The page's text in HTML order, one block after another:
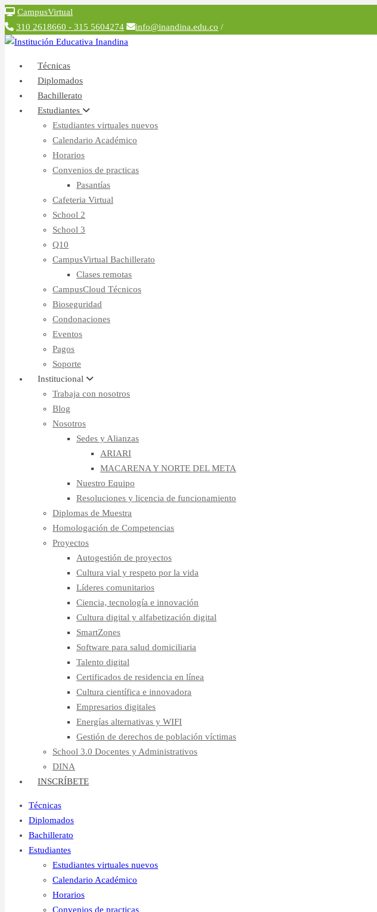
InicioCampusVirtual
310 2618660 - 315 5604274
info@inandina.edu.co /
Técnicas
Diplomados
Bachillerato
Estudiantes
Estudiantes virtuales nuevos
Calendario Académico
Horarios
Convenios de practicas
Pasantías
Cafeteria Virtual
School 2
School 3
Q10
CampusVirtual Bachillerato
Clases remotas
CampusCloud Técnicos
Bioseguridad
Condonaciones
Eventos
Pagos
Soporte
Institucional
Trabaja con nosotros
Blog
Nosotros
Sedes y Alianzas
ARIARI
MACARENA Y NORTE DEL META
Nuestro Equipo
Resoluciones y licencia de funcionamiento
Diplomas de Muestra
Homologación de Competencias
Proyectos
Autogestión de proyectos
Cultura vial y respeto por la vida
Líderes comunitarios
Ciencia, tecnología e innovación
Cultura digital y alfabetización digital
SmartZones
Software para salud domiciliaria
Talento digital
Certificados de residencia en línea
Cultura científica e innovadora
Empresarios digitales
Energías alternativas y WIFI
Gestión de derechos de población víctimas
School 3.0 Docentes y Administrativos
DINA
INSCRÍBETE
Técnicas
Diplomados
Bachillerato
Estudiantes
Estudiantes virtuales nuevos
Calendario Académico
Horarios
Convenios de practicas